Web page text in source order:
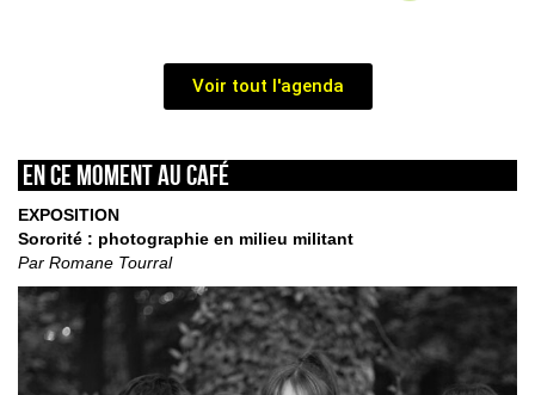
Voir tout l'agenda
En ce moment au café
EXPOSITION
Sororité : photographie en milieu militant
Par Romane Tourral